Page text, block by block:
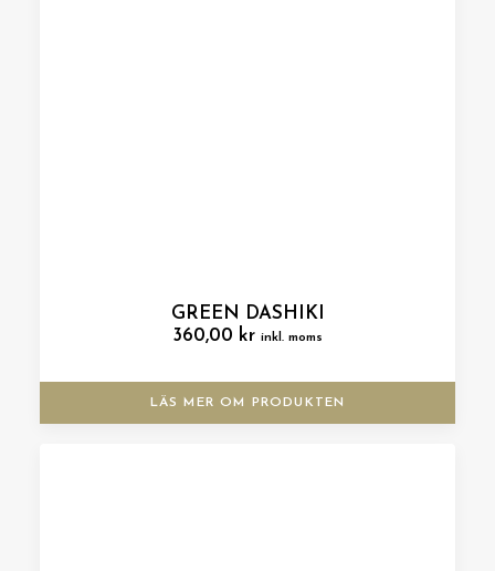
GREEN DASHIKI
360,00 kr inkl. moms
LÄS MER OM PRODUKTEN